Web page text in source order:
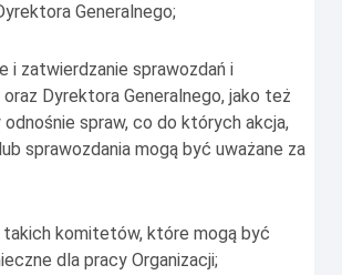
Generalnego;
i zatwierdzanie sprawozdań i
Dyrektora Generalnego, jako też
odnośnie spraw, co do których akcja,
sprawozdania mogą być uważane za
takich komitetów, które mogą być
dla pracy Organizacji;